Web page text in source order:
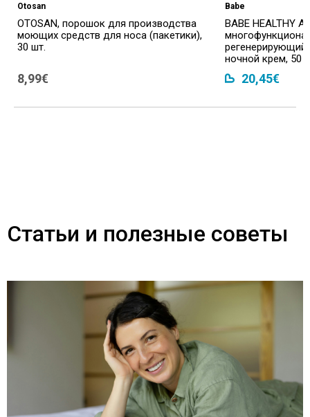
Otosan
OTOSAN, порошок для производства
моющих средств для носа (пакетики),
30 шт.
8,99€
Babe
BABE HEALTHY
ночной крем, 50
20,45€
Статьи и полезные советы